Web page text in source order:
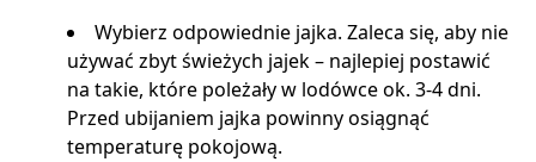
Wybierz odpowiednie jajka. Zaleca się, aby nie
używać zbyt świeżych jajek – najlepiej postawić
na takie, które poleżały w lodówce ok. 3-4 dni.
Przed ubijaniem jajka powinny osiągnąć
temperaturę pokojową.